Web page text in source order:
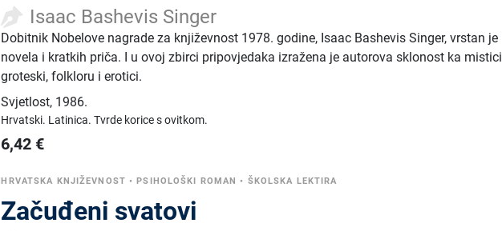
Isaac Bashevis Singer
Dobitnik Nobelove nagrade za književnost 1978. godine, Isaac Bashevis Singer, vrstan je
novela i kratkih priča. I u ovoj zbirci pripovjedaka izražena je autorova sklonost ka
groteski, folkloru i erotici.
Svjetlost, 1986.
Hrvatski. Latinica.Tvrde korice s ovitkom.
6,42 €
HRVATSKA KNJIŽEVNOST •PSIHOLOŠKI ROMAN • ŠKOLSKA LEKTIRA
Začuđeni svatovi